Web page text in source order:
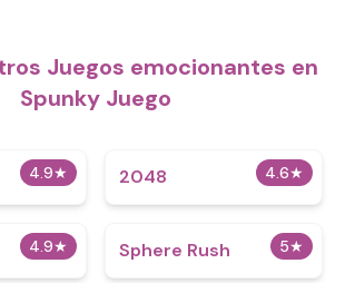
Juegos emocionantes en
Spunky Juego
4.9★ 4.6★
2048
4.9★ 5★
Sphere Rush